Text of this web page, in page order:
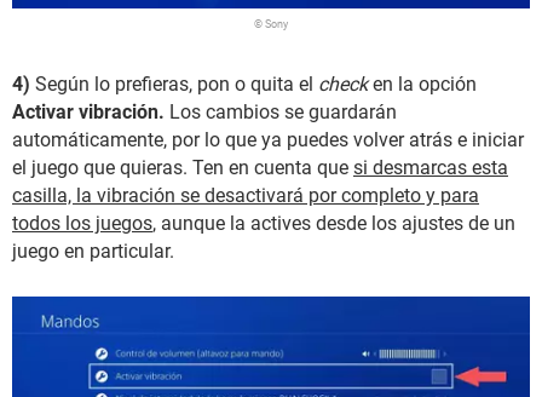
© Sony
4) Según lo prefieras, pon o quita el checken la opción
Activar vibración. Los cambios se guardarán
automáticamente, por lo que ya puedes volver atrás e iniciar
el juego que quieras. Ten en cuenta que si desmarcas esta
casilla, la vibración se desactivará por completo y para
todos los juegos, aunque la actives desde los ajustes de un
juego en particular.